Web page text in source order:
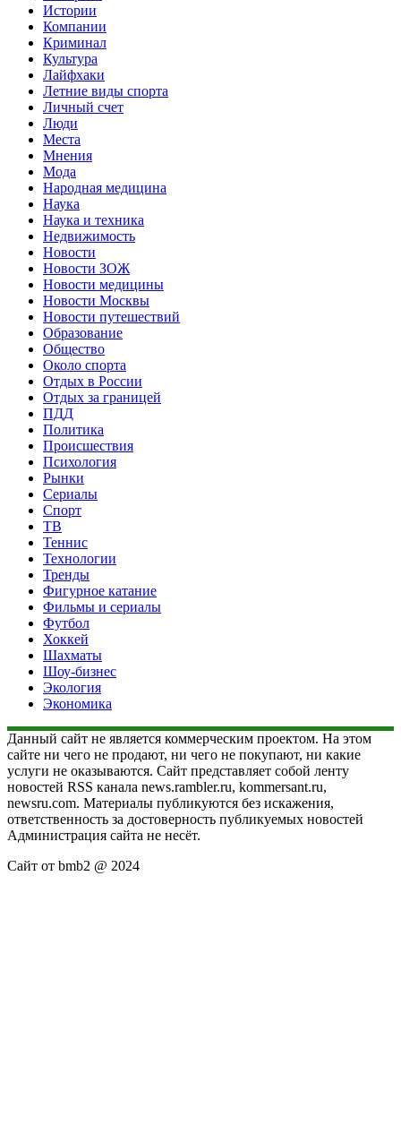
Истории
Компании
Криминал
Культура
Лайфхаки
Летние виды спорта
Личный счет
Люди
Места
Мнения
Мода
Народная медицина
Наука
Наука и техника
Недвижимость
Новости
Новости ЗОЖ
Новости медицины
Новости Москвы
Новости путешествий
Образование
Общество
Около спорта
Отдых в России
Отдых за границей
ПДД
Политика
Происшествия
Психология
Рынки
Сериалы
Спорт
ТВ
Теннис
Технологии
Тренды
Фигурное катание
Фильмы и сериалы
Футбол
Хоккей
Шахматы
Шоу-бизнес
Экология
Экономика
Данный сайт не является коммерческим проектом. На этом
сайте ни чего не продают, ни чего не покупают, ни какие
услуги не оказываются. Сайт представляет собой ленту
новостей RSS канала news.rambler.ru, kommersant.ru,
newsru.com. Материалы публикуются без искажения,
ответственность за достоверность публикуемых новостей
Администрация сайта не несёт.
Сайт от bmb2 @ 2024